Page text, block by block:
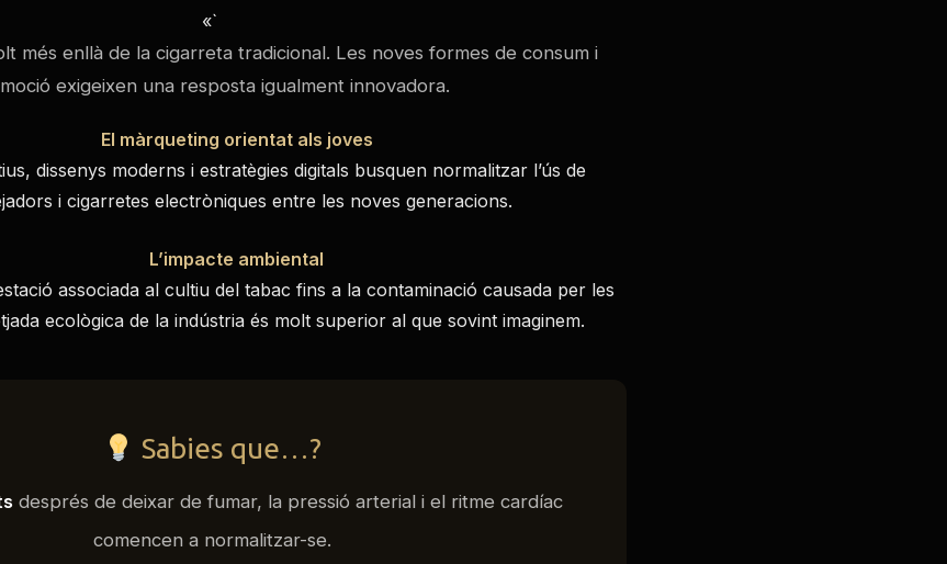
«`
més enllà de la cigarreta tradicional. Les noves formes de consum i
exigeixen una resposta igualment innovadora.
El màrqueting orientat als joves
dissenys moderns i estratègies digitals busquen normalitzar l’ús de
i cigarretes electròniques entre les noves generacions.
L’impacte ambiental
associada al cultiu del tabac fins a la contaminació causada per les
ecològica de la indústria és molt superior al que sovint imaginem.
Sabies que…?
després de deixar de fumar, la pressió arterial i el ritme cardíac
comencen a normalitzar-se.